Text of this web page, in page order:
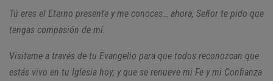
Tú eres el Eterno presente y me conoces… ahora, Señor te pido que
tengas compasión de mí.
Visítame a través de tu Evangelio para que todos reconozcan que
estás vivo en tu Iglesia hoy; y que se renueve mi Fe y mi Confianza